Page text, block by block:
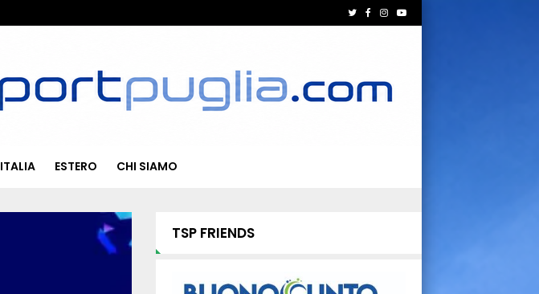
ITALIA ESTERO CHI SIAMO
TSP FRIENDS